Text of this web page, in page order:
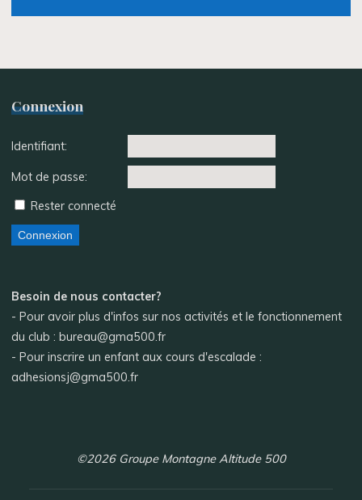
Connexion
Identifiant:
Mot de passe:
Rester connecté
Connexion
Besoin de nous contacter?
- Pour avoir plus d'infos sur nos activités et le fonctionnement
du club : bureau@gma500.fr
- Pour inscrire un enfant aux cours d'escalade :
adhesionsj@gma500.fr
©2026 Groupe Montagne Altitude 500